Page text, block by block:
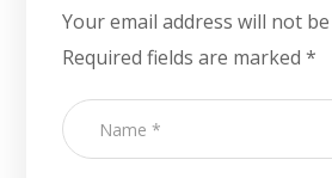
Your email address will not
Required fields are marked*